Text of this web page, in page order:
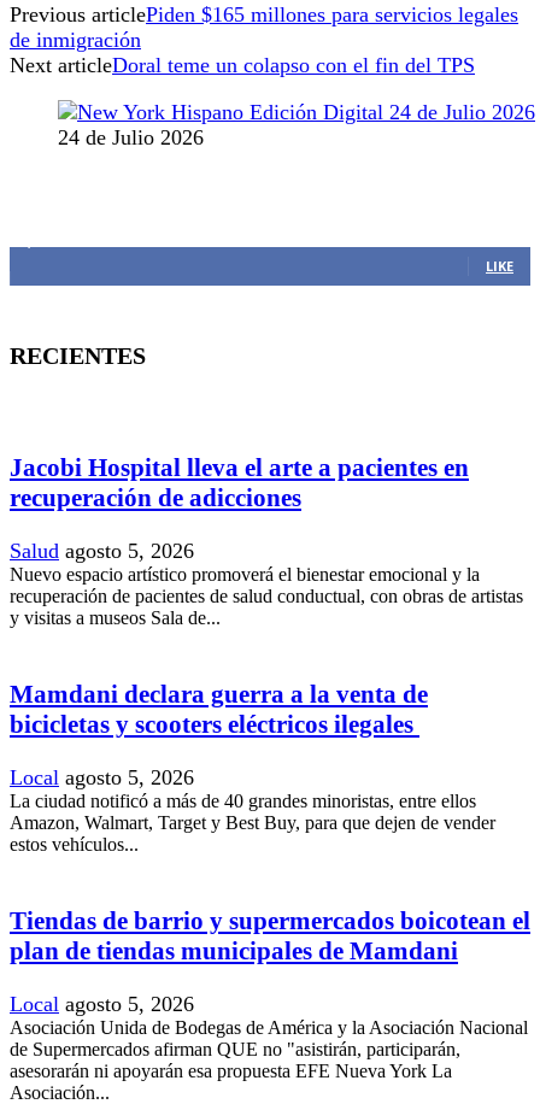
Previous articlePiden $165 millones para servicios legales
de inmigración
Next articleDoral teme un colapso con el fin del TPS
24 de Julio 2026
LIKE
RECIENTES
Jacobi Hospital lleva el arte a pacientes en
recuperación de adicciones
Salud agosto 5, 2026
Nuevo espacio artístico promoverá el bienestar emocional y la
recuperación de pacientes de salud conductual, con obras de artistas
y visitas a museos Sala de...
Mamdani declara guerra a la venta de
bicicletas y scooters eléctricos ilegales
Local agosto 5, 2026
La ciudad notificó a más de 40 grandes minoristas, entre ellos
Amazon, Walmart, Target y Best Buy, para que dejen de vender
estos vehículos...
Tiendas de barrio y supermercados boicotean el
plan de tiendas municipales de Mamdani
Local agosto 5, 2026
Asociación Unida de Bodegas de América y la Asociación Nacional
de Supermercados afirman QUE no "asistirán, participarán,
asesorarán ni apoyarán esa propuesta EFE Nueva York La
Asociación...